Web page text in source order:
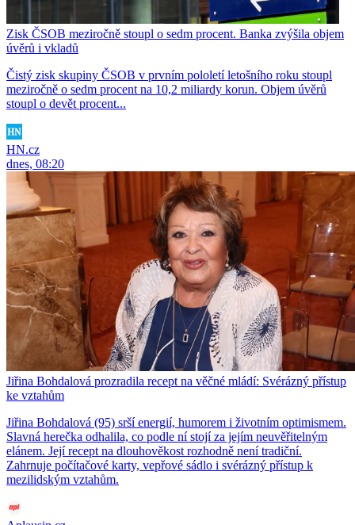
Zisk ČSOB meziročně stoupl o sedm procent. Banka zvýšila objem
úvěrů i vkladů
Čistý zisk skupiny ČSOB v prvním pololetí letošního roku stoupl
meziročně o sedm procent na 10,2 miliardy korun. Objem úvěrů
stoupl o devět procent...
HN.cz
dnes, 08:20
Jiřina Bohdalová prozradila recept na věčné mládí: Svérázný přístup
ke vztahům
Jiřina Bohdalová (95) srší energií, humorem i životním optimismem.
Slavná herečka odhalila, co podle ní stojí za jejím neuvěřitelným
elánem. Její recept na dlouhověkost rozhodně není tradiční.
Zahrnuje počítačové karty, vepřové sádlo i svérázný přístup k
mezilidským vztahům.